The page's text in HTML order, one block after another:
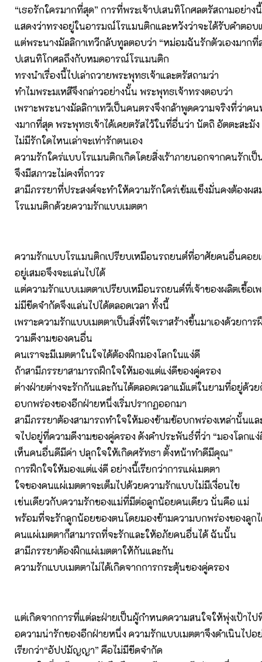
“เธอรักใครมากที่สุด” การที่พระเจ้าปเสนทิโกศลตรัสถามอย่างนี้
แสดงว่าทรงอยู่ในอารมณ์โรแมนติกและหวังว่าจะได้รับคำตอ
แต่พระนางมัลลิกาเทวีกลับทูลตอบว่า “หม่อมฉันรักตัวเองมากที่
ปเสนทิโกศลถึงกับหมดอารณ์โรแมนติก
ทรงนำเรื่องนี้ไปเล่าถวายพระพุทธเจ้าและตรัสถามว่า
ทำไมพระมเหสีจึงกล่าวอย่างนั้น พระพุทธเจ้าทรงตอบว่า
เพราะพระนางมัลลิกาเทวีเป็นคนตรงจึงกล้าพูดความจริงที่ว่าค
งมากที่สุด พระพุทธเจ้าได้เคยตรัสไว้ในที่อื่นว่า นัตถิ อัตตะสะมัง
ไม่มีรักใดไหนเล่าจะเท่ารักตนเอง
ความรักใคร่แบบโรแมนติกเกิดโดยสิ่งเร้าภายนอกจากคนรักเ
จึงมีสภาวะไม่คงที่ถาวร
สามีภรรยาที่ประสงค์จะทำให้ความรักใคร่เข้มแข็งมั่นคงต้องผ
โรแมนติกด้วยความรักแบบเมตตา
ความรักแบบโรแมนติกเปรียบเหมือนรถยนต์ที่อาศัยคนอื่นคอยเ
อยู่เสมอจึงจะแล่นไปได้
แต่ความรักแบบเมตตาเปรียบเหมือนรถยนต์ที่เจ้าของผลิตเชื้อเพ
ม่มีขีดจำกัดจึงแล่นไปได้ตลอดเวลา ทั้งนี้
เพราะความรักแบบเมตตาเป็นสิ่งที่ใจเราสร้างขึ้นมาเองด้วยกา
วามดีงามของคนอื่น
คนเราจะมีเมตตาในใจได้ต้องฝึกมองโลกในแง่ดี
ถ้าสามีภรรยาสามารถฝึกใจให้มองแต่แง่ดีของคู่ครอง
ต่างฝ่ายต่างจะรักกันและกันได้ตลอดเวลาแม้แต่ในยามที่อยู่ด้ว
อบกพร่องของอีกฝ่ายหนึ่งเริ่มปรากฏออกมา
สามีภรรยาต้องสามารถทำใจให้มองข้ามข้อบกพร่องเหล่านั้นแล
จไปอยู่ที่ความดีงามของคู่ครอง ดังคำประพันธ์ที่ว่า “มองโลกแ
เห็นคนอื่นดีมีค่า ปลุกใจให้เกิดศรัทธา ตั้งหน้าทำดีมีคุณ”
การฝึกใจให้มองแต่แง่ดี อย่างนี้เรียกว่าการแผ่เมตตา
ใจของคนแผ่เมตตาจะเต็มไปด้วยความรักแบบไม่มีเงื่อนไข
เช่นเดียวกับความรักของแม่ที่มีต่อลูกน้อยคนเดียว นั่นคือ แม่
พร้อมที่จะรักลูกน้อยของตนโดยมองข้ามความบกพร่องของลูก
คนแผ่เมตตาก็สามารถที่จะรักและให้อภัยคนอื่นได้ ฉันนั้น
สามีภรรยาต้องฝึกแผ่เมตตาให้กันและกัน
ความรักแบบเมตตาไม่ได้เกิดจากการกระตุ้นของคู่ครอง
แต่เกิดจากการที่แต่ละฝ่ายเป็นผู้กำหนดความสนใจให้พุ่งเป้าไ
อความน่ารักของอีกฝ่ายหนึ่ง ความรักแบบเมตตาจึงดำเนินไปอ
เรียกว่า“อัปปมัญญา” คือไม่มีขีดจำกัด